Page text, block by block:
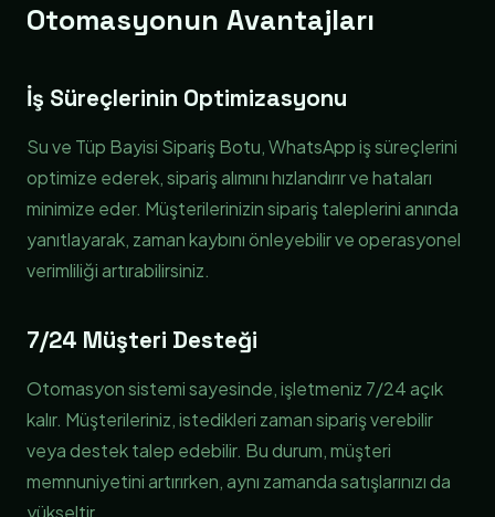
Otomasyonun Avantajları
İş Süreçlerinin Optimizasyonu
Su ve Tüp Bayisi Sipariş Botu, WhatsApp iş süreçlerini
optimize ederek, sipariş alımını hızlandırır ve hataları
minimize eder. Müşterilerinizin sipariş taleplerini anında
yanıtlayarak, zaman kaybını önleyebilir ve operasyonel
verimliliği artırabilirsiniz.
7/24 Müşteri Desteği
Otomasyon sistemi sayesinde, işletmeniz 7/24 açık
kalır. Müşterileriniz, istedikleri zaman sipariş verebilir
veya destek talep edebilir. Bu durum, müşteri
memnuniyetini artırırken, aynı zamanda satışlarınızı da
yükseltir.